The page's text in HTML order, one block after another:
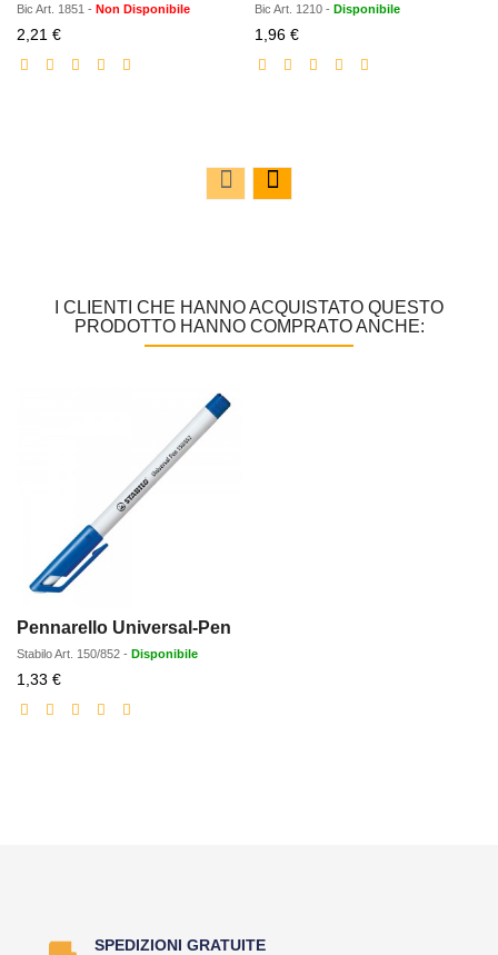
Bic Art. 1851 - Non Disponibile
2,21 €Prezzo
scontato
Bic Art. 1210 - Disponibile
1,96 €Prezzo
scontato
I CLIENTI CHE HANNO ACQUISTATO QUESTO
PRODOTTO HANNO COMPRATO ANCHE:
Pennarello Universal-Pen
StabiloArt. 150/852 - Disponibile
1,33 €Prezzo
scontato
SPEDIZIONI GRATUITE